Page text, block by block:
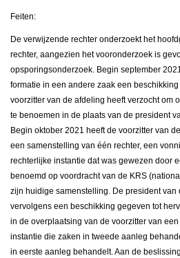
Feiten:
De verwijzende rechter onderzoekt het
rechter, aangezien het vooronderzoek is
opsporingsonderzoek. Begin september
formatie in een andere zaak een
voorzitter van de afdeling heeft verzocht om
te benoemen in de plaats van de president
Begin oktober 2021 heeft de voorzitter van
een samenstelling van één rechter, een
rechterlijke instantie dat was gewezen door
benoemd op voordracht van de KRS
zijn huidige samenstelling. De president van
vervolgens een beschikking gegeven tot
in de overplaatsing van de voorzitter van
instantie die zaken in tweede aanleg
in eerste aanleg behandelt. Aan de